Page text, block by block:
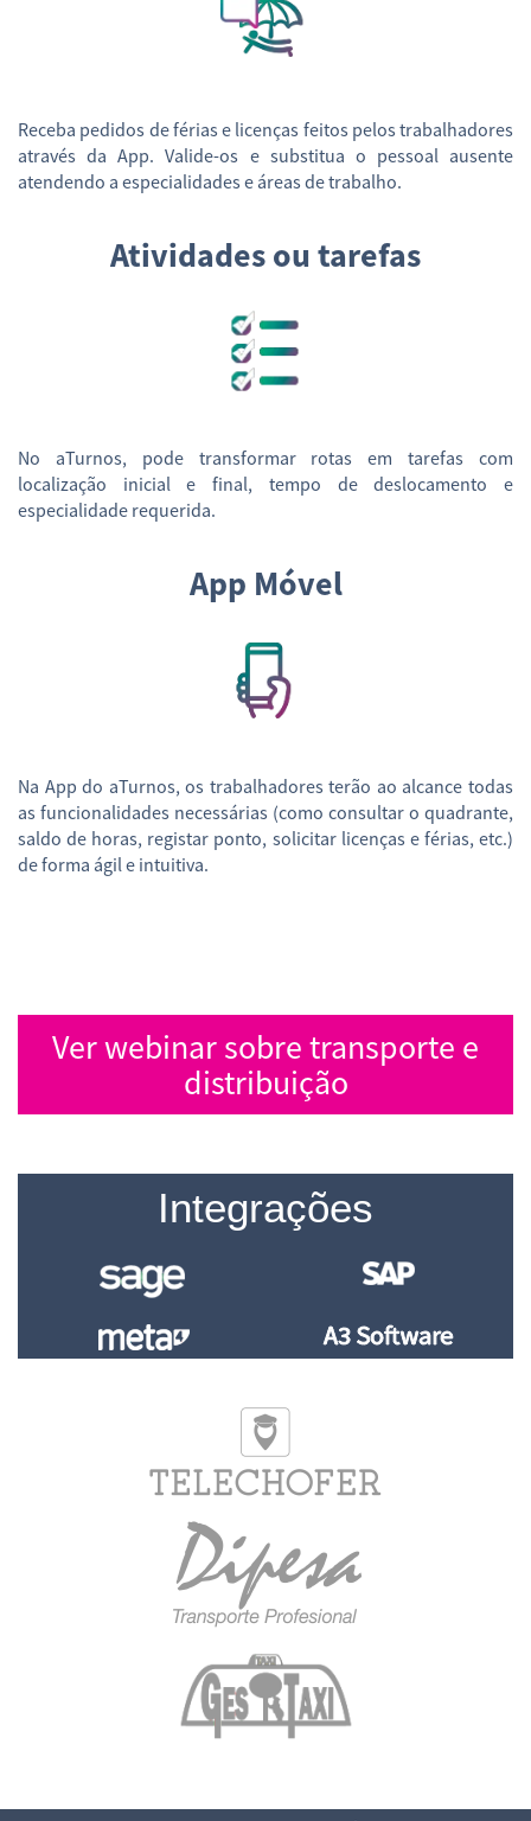
Receba pedidos de férias e licenças feitos pelos trabalhadores
através da App. Valide-os e substitua o pessoal ausente
atendendo a especialidades e áreas de trabalho.
Atividades ou tarefas
No aTurnos, pode transformar rotas em tarefas com
localização inicial e final, tempo de deslocamento e
especialidade requerida.
App Móvel
Na App do aTurnos, os trabalhadores terão ao alcance todas
as funcionalidades necessárias (como consultar o quadrante,
saldo de horas, registar ponto, solicitar licenças e férias, etc.)
de forma ágil e intuitiva.
Ver webinar sobre transporte e
distribuição
Integrações